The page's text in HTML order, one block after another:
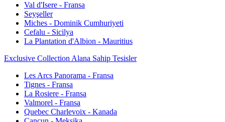
Val d'Isere - Fransa
Seyşeller
Miches - Dominik Cumhuriyeti
Cefalu - Sicilya
La Plantation d'Albion - Mauritius
Exclusive Collection Alana Sahip Tesisler
Les Arcs Panorama - Fransa
Tignes - Fransa
La Rosiere - Fransa
Valmorel - Fransa
Quebec Charlevoix - Kanada